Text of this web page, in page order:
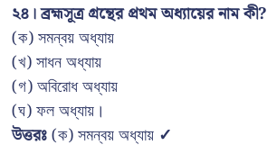
২৪। ব্রহ্মসূত্র গ্রন্থের প্রথম অধ্যায়ের নাম কী?
(ক) সমন্বয় অধ্যায়
(খ) সাধন অধ্যায়
(গ) অবিরোধ অধ্যায়
(ঘ) ফল অধ্যায়।
উত্তরঃ(ক) সমন্বয় অধ্যায় ✓